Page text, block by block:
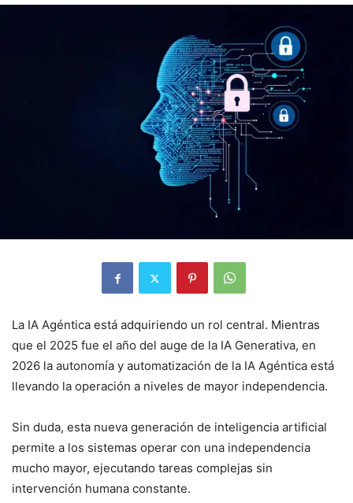
La IA Agéntica está adquiriendo un rol central. Mientras
que el 2025 fue el año del auge de la IA Generativa, en
2026 la autonomía y automatización de la IA Agéntica está
llevando la operación a niveles de mayor independencia.
Sin duda, esta nueva generación de inteligencia artificial
permite a los sistemas operar con una independencia
mucho mayor, ejecutando tareas complejas sin
intervención humana constante.